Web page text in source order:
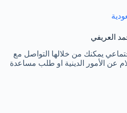
العريفي
يمكنك من خلالها التواصل مع
عن الأمور الدينية او طلب مساعدة